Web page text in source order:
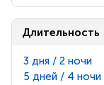
Длительность
3 дня / 2 ночи
5 дней / 4 ночи